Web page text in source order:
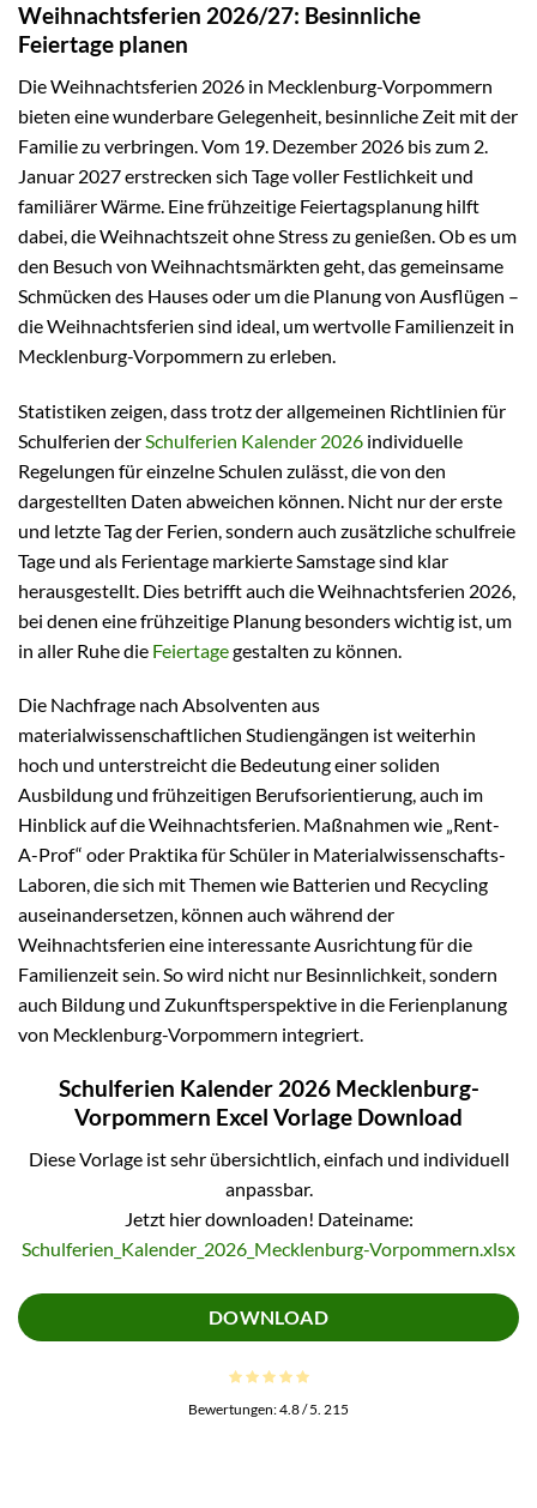
Weihnachtsferien 2026/27: Besinnliche
Feiertage planen
Die Weihnachtsferien 2026 in Mecklenburg-Vorpommern
bieten eine wunderbare Gelegenheit, besinnliche Zeit mit der
Familie zu verbringen. Vom 19. Dezember 2026 bis zum 2.
Januar 2027 erstrecken sich Tage voller Festlichkeit und
familiärer Wärme. Eine frühzeitige Feiertagsplanung hilft
dabei, die Weihnachtszeit ohne Stress zu genießen. Ob es um
den Besuch von Weihnachtsmärkten geht, das gemeinsame
Schmücken des Hauses oder um die Planung von Ausflügen –
die Weihnachtsferien sind ideal, um wertvolle Familienzeit in
Mecklenburg-Vorpommern zu erleben.
Statistiken zeigen, dass trotz der allgemeinen Richtlinien für
Schulferien der Schulferien Kalender 2026 individuelle
Regelungen für einzelne Schulen zulässt, die von den
dargestellten Daten abweichen können. Nicht nur der erste
und letzte Tag der Ferien, sondern auch zusätzliche schulfreie
Tage und als Ferientage markierte Samstage sind klar
herausgestellt. Dies betrifft auch die Weihnachtsferien 2026,
bei denen eine frühzeitige Planung besonders wichtig ist, um
in aller Ruhe die Feiertagegestalten zu können.
Die Nachfrage nach Absolventen aus
materialwissenschaftlichen Studiengängen ist weiterhin
hoch und unterstreicht die Bedeutung einer soliden
Ausbildung und frühzeitigen Berufsorientierung, auch im
Hinblick auf die Weihnachtsferien. Maßnahmen wie „Rent-
A-Prof“ oder Praktika für Schüler in Materialwissenschafts-
Laboren, die sich mit Themen wie Batterien und Recycling
auseinandersetzen, können auch während der
Weihnachtsferien eine interessante Ausrichtung für die
Familienzeit sein. So wird nicht nur Besinnlichkeit, sondern
auch Bildung und Zukunftsperspektive in die Ferienplanung
von Mecklenburg-Vorpommern integriert.
Schulferien Kalender 2026 Mecklenburg-
Vorpommern Excel Vorlage Download
Diese Vorlage ist sehr übersichtlich, einfach und individuell
anpassbar.
Jetzt hier downloaden! Dateiname:
Schulferien_Kalender_2026_Mecklenburg-Vorpommern.xlsx
DOWNLOAD
Bewertungen:4.8/ 5. 215